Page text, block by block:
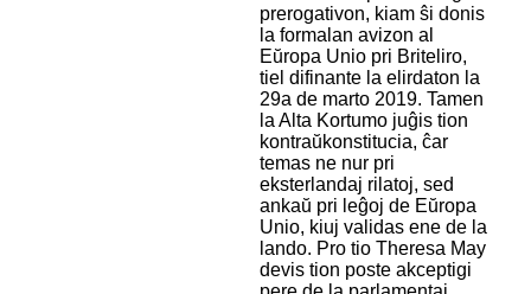
prerogativon, kiam ŝi donis
la formalan avizon al
Eŭropa Unio pri Briteliro,
tiel difinante la elirdaton la
29a de marto 2019. Tamen
la Alta Kortumo juĝis tion
kontraŭkonstitucia, ĉar
temas ne nur pri
eksterlandaj rilatoj, sed
ankaŭ pri leĝoj de Eŭropa
Unio, kiuj validas ene de la
lando. Pro tio Theresa May
devis tion poste akceptigi